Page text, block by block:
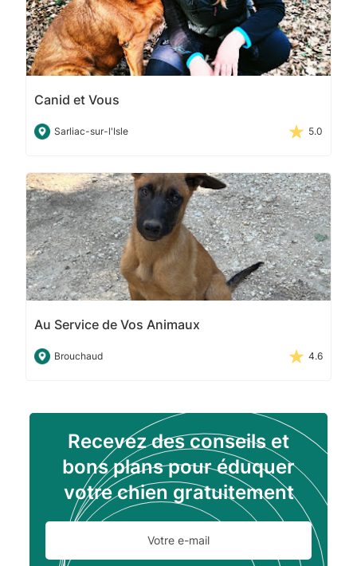
Canid et Vous
Sarliac-sur-l'Isle 5.0
Au Service de Vos Animaux
Brouchaud 4.6
Recevez des conseils et
bons plans pour éduquer
votre chien gratuitement